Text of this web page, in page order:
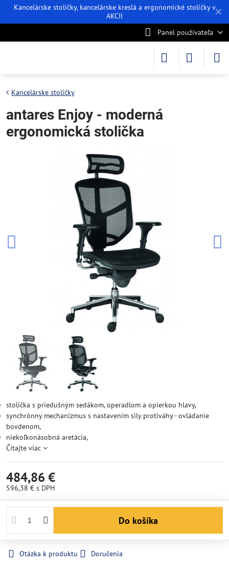
✕
Kancelárske stoličky, kancelárske kreslá a ergonomické stoličky v
AKCII
Panel používateľa
Kancelárske stoličky
antares Enjoy - moderná
ergonomická stolička
stolička s priedušným sedákom, operadlom a opierkou hlavy,
synchrónny mechanizmus s nastavením sily protiváhy - ovládanie
bovdenom,
niekoľkonásobná aretácia,
Čítajte viac
484,86 €
596,38 € s DPH
Do košíka
Otázka k produktu
Doručenia